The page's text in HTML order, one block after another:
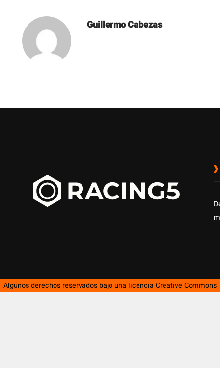
Guillermo Cabezas
Algunos derechos reservados bajo una licencia Creative Commons